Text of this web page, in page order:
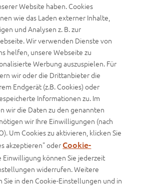
Sponsoring
FC Augsburg
Volleys Herrsching
Beachvolleyball
Infos
(BIB)
Impressum
Website haben. Cookies
wie das Laden externer Inhalte,
und Analysen z. B. zur
Wir verwenden Dienste von
helfen, unsere Webseite zu
Werbung auszuspielen. Für
wir oder die Drittanbieter die
Endgerät (z.B. Cookies) oder
Informationen zu. Im
wir die Daten zu den genannten
wir Ihre Einwilligungen (nach
Um Cookies zu aktivieren, klicken Sie
akzeptieren" oder Cookie-
Einwilligung können Sie jederzeit
widerrufen. Weitere
in den Cookie-Einstellungen und in